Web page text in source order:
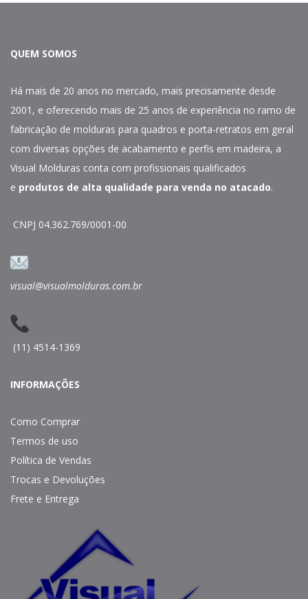
QUEM SOMOS
Há mais de 20 anos no mercado, mais precisamente desde
2001, e oferecendo mais de 25 anos de experiência no ramo de
fabricação de molduras para quadros e porta-retratos em geral
com diversas opções de acabamento e perfis em madeira, a
Visual Molduras conta com profissionais qualificados
e produtos de alta qualidade para venda no atacado.
CNPJ 04.362.769/0001-00
visual@visualmolduras.com.br
(11) 4514-1369
INFORMAÇÕES
Como Comprar
Termos de uso
Política de Vendas
Trocas e Devoluções
Frete e Entrega